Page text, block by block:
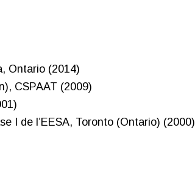
Ontario (2014)
CSPAAT (2009)
I de l’EESA, Toronto (Ontario) (2000)